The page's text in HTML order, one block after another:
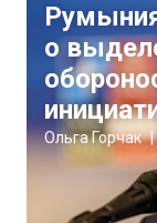
о
Ольга Горчак |